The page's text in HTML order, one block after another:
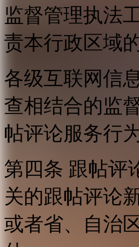
监督管理执法
责本行政区域
各级互联网信
查相结合的监
帖评论服务行为
第四条 跟帖评
关的跟帖评论
或者省、自治